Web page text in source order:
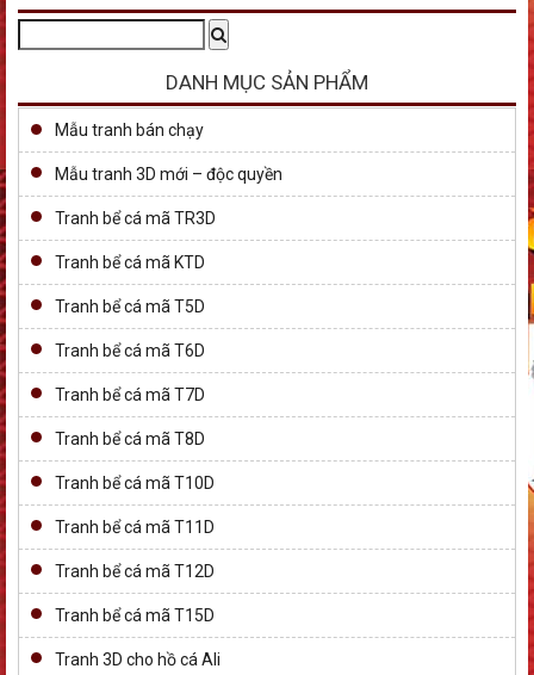
DANH MỤC SẢN PHẨM
Mẫu tranh bán chạy
Mẫu tranh 3D mới – độc quyền
Tranh bể cá mã TR3D
Tranh bể cá mã KTD
Tranh bể cá mã T5D
Tranh bể cá mã T6D
Tranh bể cá mã T7D
Tranh bể cá mã T8D
Tranh bể cá mã T10D
Tranh bể cá mã T11D
Tranh bể cá mã T12D
Tranh bể cá mã T15D
Tranh 3D cho hồ cá Ali